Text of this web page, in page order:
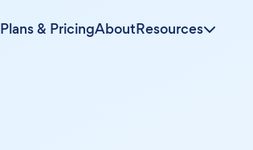
Plans & PricingAboutResources